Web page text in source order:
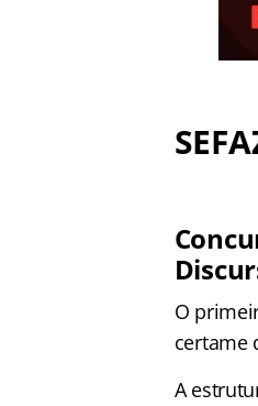
O
certame
A